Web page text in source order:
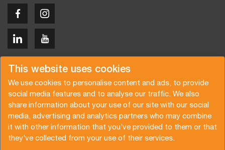
This website uses cookies
We use cookies to personalise content and ads, to provide
social media features and to analyse our traffic. We also
share information about your use of our site with our social
media, advertising and analytics partners who may combine
it with other information that you’ve provided to them or that
they’ve collected from your use of their services.
Copyright © 2026 Van der Vlist
Offerte aanvragen
Inschrijven nieuwsbrief
Algemene voorwaarden
Privacy beleid